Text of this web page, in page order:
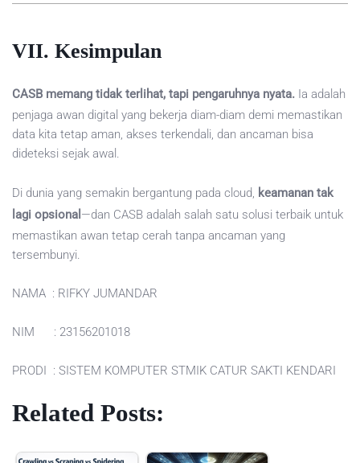
VII. Kesimpulan
CASB memang tidak terlihat, tapi pengaruhnya nyata. Ia adalah
penjaga awan digital yang bekerja diam-diam demi memastikan
data kita tetap aman, akses terkendali, dan ancaman bisa
dideteksi sejak awal.
Di dunia yang semakin bergantung pada cloud, keamanan tak
lagi opsional —dan CASB adalah salah satu solusi terbaik untuk
memastikan awan tetap cerah tanpa ancaman yang
tersembunyi.
NAMA : RIFKY JUMANDAR
NIM : 23156201018
PRODI : SISTEM KOMPUTER STMIK CATUR SAKTI KENDARI
Related Posts: